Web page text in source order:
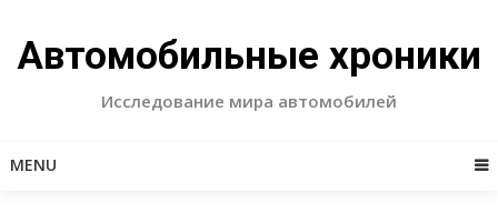
content
Автомобильные хроники
Исследование мира автомобилей
MENU